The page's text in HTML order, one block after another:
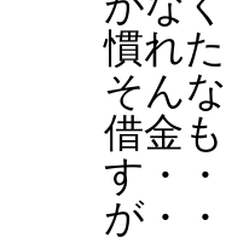
慣れ
そん
借金
す・
が・